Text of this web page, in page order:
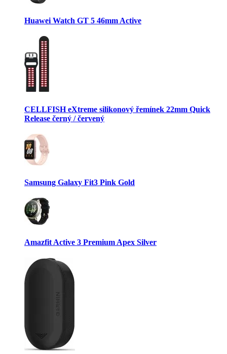
Huawei Watch GT 5 46mm Active
CELLFISH eXtreme silikonový řemínek 22mm Quick
Release černý / červený
Samsung Galaxy Fit3 Pink Gold
Amazfit Active 3 Premium Apex Silver